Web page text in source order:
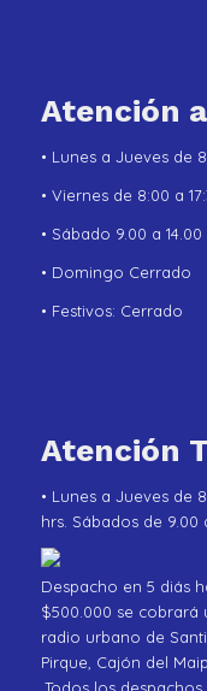
Atención
• Lunes a Jueves de
• Viernes de 8:00 a
• Sábado 9.00 a 14.00
• Domingo Cerrado
• Festivos: Cerrado
Atención
• Lunes a Jueves de
hrs. Sábados de 9.00
Despacho en 5 diás
$500.000 se cobrará
radio urbano de
Pirque, Cajón del